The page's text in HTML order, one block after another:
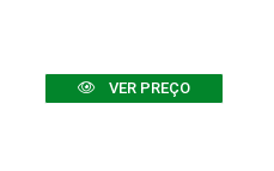
VER PREÇO